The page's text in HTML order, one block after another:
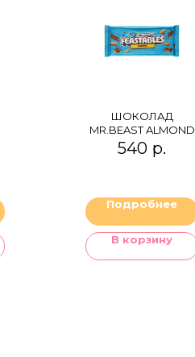
ШОКОЛАД
MR.BEAST ALMOND
540 р.
Подробнее
В корзину